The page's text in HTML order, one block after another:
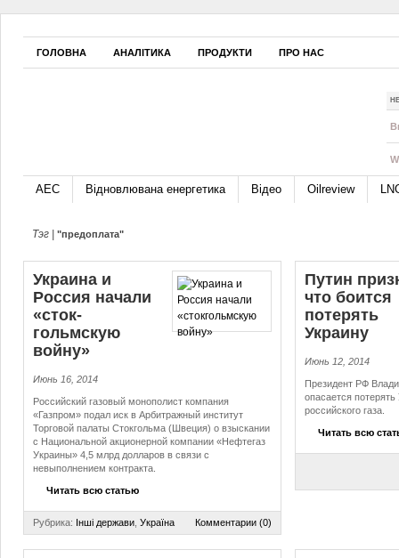
ГОЛОВНА АНАЛІТИКА ПРОДУКТИ ПРО НАС
АЕС Відновлювана енергетика Відео Oilreview
Тэг | "предоплата"
Украина и
Россия начали
«сток­
гольмскую
войну»
Июнь 16, 2014
Российский газовый монополист компания
«Газпром» подал иск в Арбитражный институт
Торговой палаты Стокгольма (Швеция) о взыскании
с Национальной акционерной компании «Нефтегаз
Украины» 4,5 млрд долларов в связи с
невыполнением контракта.
Читать всю статью
Рубрика: Інші держави Україна Комментарии (0)
Путин
что боится
потерять
Украину
Июнь 12, 2014
Президент РФ
опасается потерять
российского газа.
Читать всю